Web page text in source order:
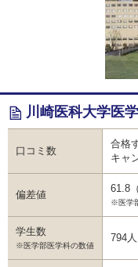
川崎医科大学医
口コミ数
合格
キャ
偏差値
61.8 （
※医学
学生数
※医学部医学科の数値
794人